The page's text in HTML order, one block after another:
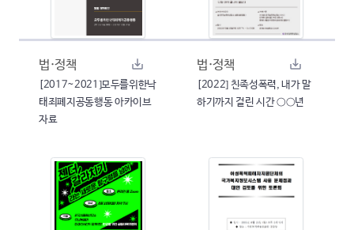
법·정책
[2017~2021]모두를위한낙
태죄폐지공동행동 아카이브
자료
법·정책
[2022] 친족성폭력, 내가 말
하기까지 걸린 시간 ○○년